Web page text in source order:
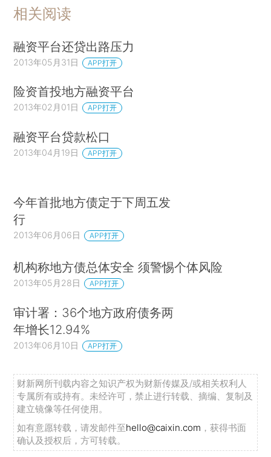
相关阅读
融资平台还贷出路压力
2013年05月31日 APP打开
险资首投地方融资平台
2013年02月01日 APP打开
融资平台贷款松口
2013年04月19日 APP打开
今年首批地方债定于下周五发
行
2013年06月06日 APP打开
机构称地方债总体安全 须警惕个体风险
2013年05月28日 APP打开
审计署：36个地方政府债务两
年增长12.94%
2013年06月10日 APP打开
财新网所刊载内容之知识产权为财新传媒及/或相关权利人
专属所有或持有。未经许可，禁止进行转载、摘编、复制及
建立镜像等任何使用。
如有意愿转载，请发邮件至hello@caixin.com ，获得书面
确认及授权后，方可转载。